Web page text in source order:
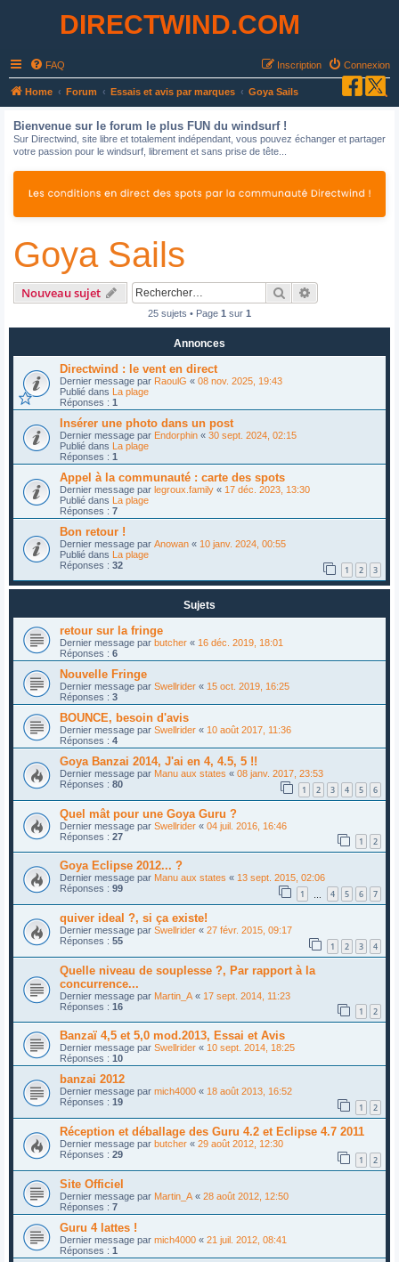
DIRECTWIND.COM
FAQ Connexion
Inscription
Home Forum Essais et avis par marques Goya Sails
Bienvenue sur le forum le plus FUN du windsurf !
Sur Directwind, site libre et totalement indépendant, vous pouvez échanger et partager
votre passion pour le windsurf, librement et sans prise de tête...
Goya Sails
Nouveau sujet Rechercher
25 sujets • Page 1 sur 1
Annonces
Directwind : le vent en direct
Dernier message par RaoulG « 08 nov. 2025, 19:43
Publié dans La plage
Réponses : 1
Insérer une photo dans un post
Dernier message par Endorphin « 30 sept. 2024, 02:15
Publié dans La plage
Réponses : 1
Appel à la communauté : carte des spots
Dernier message par legroux.family « 17 déc. 2023, 13:30
Publié dans La plage
Réponses : 7
Bon retour !
Dernier message par Anowan « 10 janv. 2024, 00:55
Publié dans La plage
Réponses : 32 1 2 3
Sujets
retour sur la fringe
Dernier message par butcher « 16 déc. 2019, 18:01
Réponses : 6
Nouvelle Fringe
Dernier message par Swellrider « 15 oct. 2019, 16:25
Réponses : 3
BOUNCE, besoin d'avis
Dernier message par Swellrider « 10 août 2017, 11:36
Réponses : 4
Goya Banzai 2014, J'ai en 4, 4.5, 5 !!
Dernier message par Manu aux states « 08 janv. 2017, 23:53
Réponses : 80 1 2 3 4 5 6
Quel mât pour une Goya Guru ?
Dernier message par Swellrider « 04 juil. 2016, 16:46
Réponses : 27 1 2
Goya Eclipse 2012... ?
Dernier message par Manu aux states « 13 sept. 2015, 02:06
Réponses : 99 1 4 5 6 7
quiver ideal ?, si ça existe!
Dernier message par Swellrider « 27 févr. 2015, 09:17
Réponses : 55 1 2 3 4
Quelle niveau de souplesse ?, Par rapport à la
concurrence...
Dernier message par Martin_A « 17 sept. 2014, 11:23
Réponses : 16 1 2
Banzaï 4,5 et 5,0 mod.2013, Essai et Avis
Dernier message par Swellrider « 10 sept. 2014, 18:25
Réponses : 10
banzai 2012
Dernier message par mich4000 « 18 août 2013, 16:52
Réponses : 19 1 2
Réception et déballage des Guru 4.2 et Eclipse 4.7 2011
Dernier message par butcher « 29 août 2012, 12:30
Réponses : 29 1 2
Site Officiel
Dernier message par Martin_A « 28 août 2012, 12:50
Réponses : 7
Guru 4 lattes !
Dernier message par mich4000 « 21 juil. 2012, 08:41
Réponses : 1